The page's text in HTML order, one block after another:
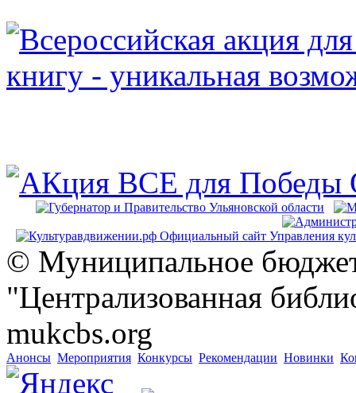
© Муниципальное
"Централизованная
mukcbs.org
Анонсы Мероприятия Конкурсы Рекомендации Новинки